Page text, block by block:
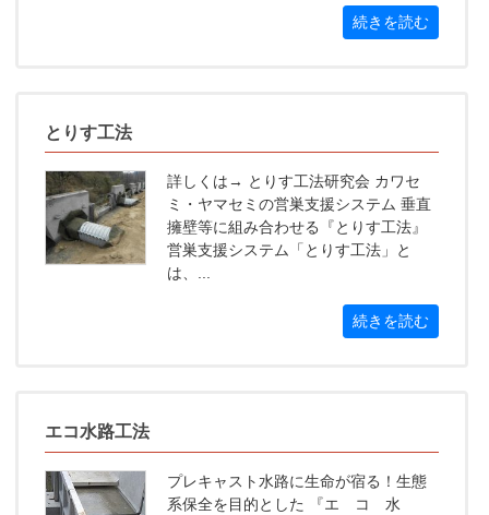
続きを読む
とりす工法
詳しくは→ とりす工法研究会 カワセ
ミ・ヤマセミの営巣支援システム 垂直
擁壁等に組み合わせる『とりす工法』
営巣支援システム「とりす工法」と
は、...
続きを読む
エコ水路工法
プレキャスト水路に生命が宿る！生態
系保全を目的とした 『エ コ 水